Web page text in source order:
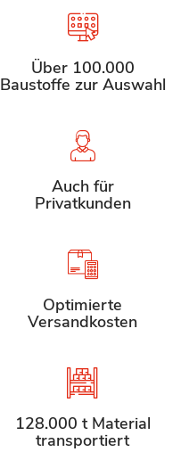
Über 100.000
Baustoffe zur Auswahl
Auch für
Privatkunden
Optimierte
Versandkosten
128.000 t Material
transportiert